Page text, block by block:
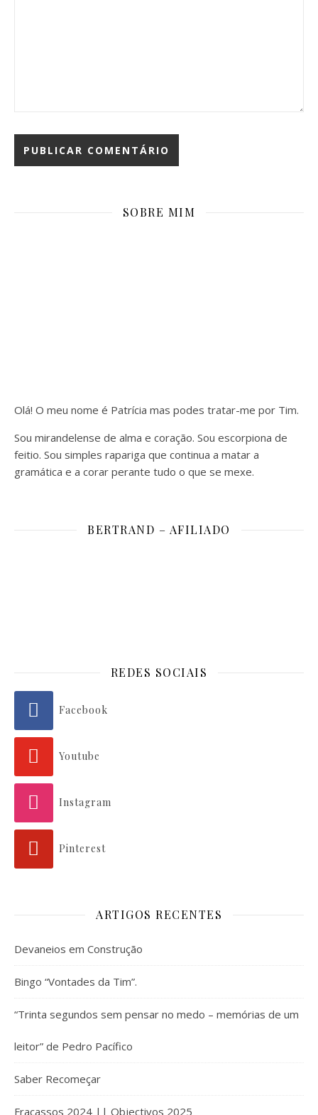
SOBRE MIM
Olá! O meu nome é Patrícia mas podes tratar-me por Tim.
Sou mirandelense de alma e coração. Sou escorpiona de
feitio. Sou simples rapariga que continua a matar a
gramática e a corar perante tudo o que se mexe.
BERTRAND – AFILIADO
REDES SOCIAIS
Facebook
Youtube
Instagram
Pinterest
ARTIGOS RECENTES
Devaneios em Construção
Bingo “Vontades da Tim”.
“Trinta segundos sem pensar no medo – memórias de um
leitor” de Pedro Pacífico
Saber Recomeçar
Fracassos 2024 || Objectivos 2025